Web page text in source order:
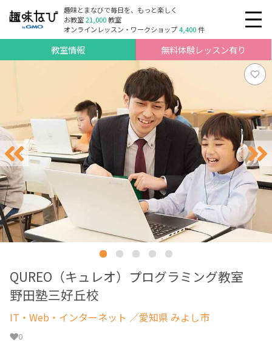
趣味とまなびで毎日を、もっと楽しく
お教室21,000教室
オンラインレッスン・ワークショップ4,400件
教室情報 無料体験レッスン有り
QUREO（キュレオ）プログラミング教室
野田塾三好丘校
IT・Web・インターネット ／愛知県 みよし市
0